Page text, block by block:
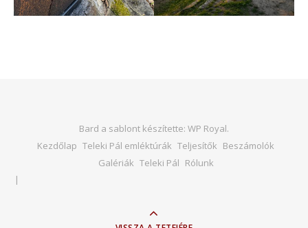
Bard a sablont készítette: WP Royal.
Kezdőlap Teleki Pál emléktúrák Teljesítők Beszámolók
Galériák Teleki Pál Rólunk